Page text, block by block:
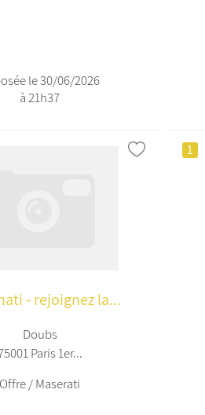
le 30/06/2026
à 21h37
- rejoignez la...
Doubs
Paris 1er...
Offre / Maserati
1